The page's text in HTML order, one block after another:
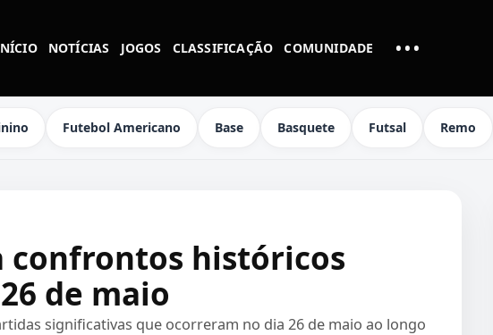
NOTÍCIAS JOGOS CLASSIFICAÇÃO COMUNIDADE •••MAIS LINKS
Futebol Americano Base Basquete Futsal Remo
confrontos históricos
de maio
significativas que ocorreram no dia 26 de maio ao longo